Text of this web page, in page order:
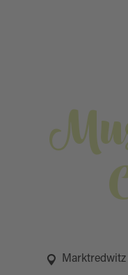
Marktredwitz